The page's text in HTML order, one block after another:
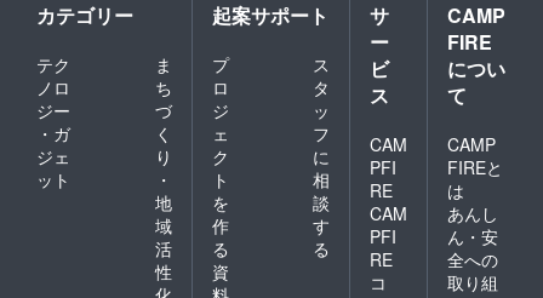
カテゴリー
テク
ノロ
ジー
・ガ
ジェ
ット
ま
ち
づ
く
り
・
地
域
活
性
起案サポート
プ
ロ
ジ
ェ
ク
ト
を
作
る
ス
タ
ッ
フ
に
相
談
す
る
資
サ
ー
ビ
ス
CAM
PFI
RE
CAM
PFI
RE
コ
CAMP
FIRE
につい
て
CAMP
FIREと
は
あんし
ん・安
全への
取り組